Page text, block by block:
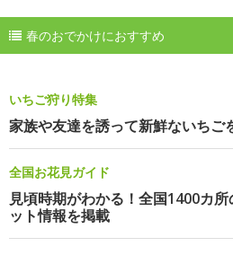
春のおでかけにおすすめ
いちご狩り特集
家族や友達を誘って新鮮ないちご
全国お花見ガイド
見頃時期がわかる！全国1400カ
ット情報を掲載